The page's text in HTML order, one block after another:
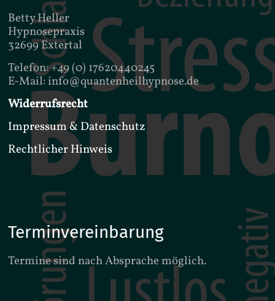
Betty Heller
Hypnosepraxis
32699 Extertal
Telefon: +49 (0) 17620440245
E-Mail: info@quantenheilhypnose.de
Widerrufsrecht
Impressum & Datenschutz
Rechtlicher Hinweis
Terminvereinbarung
Termine sind nach Absprache möglich.